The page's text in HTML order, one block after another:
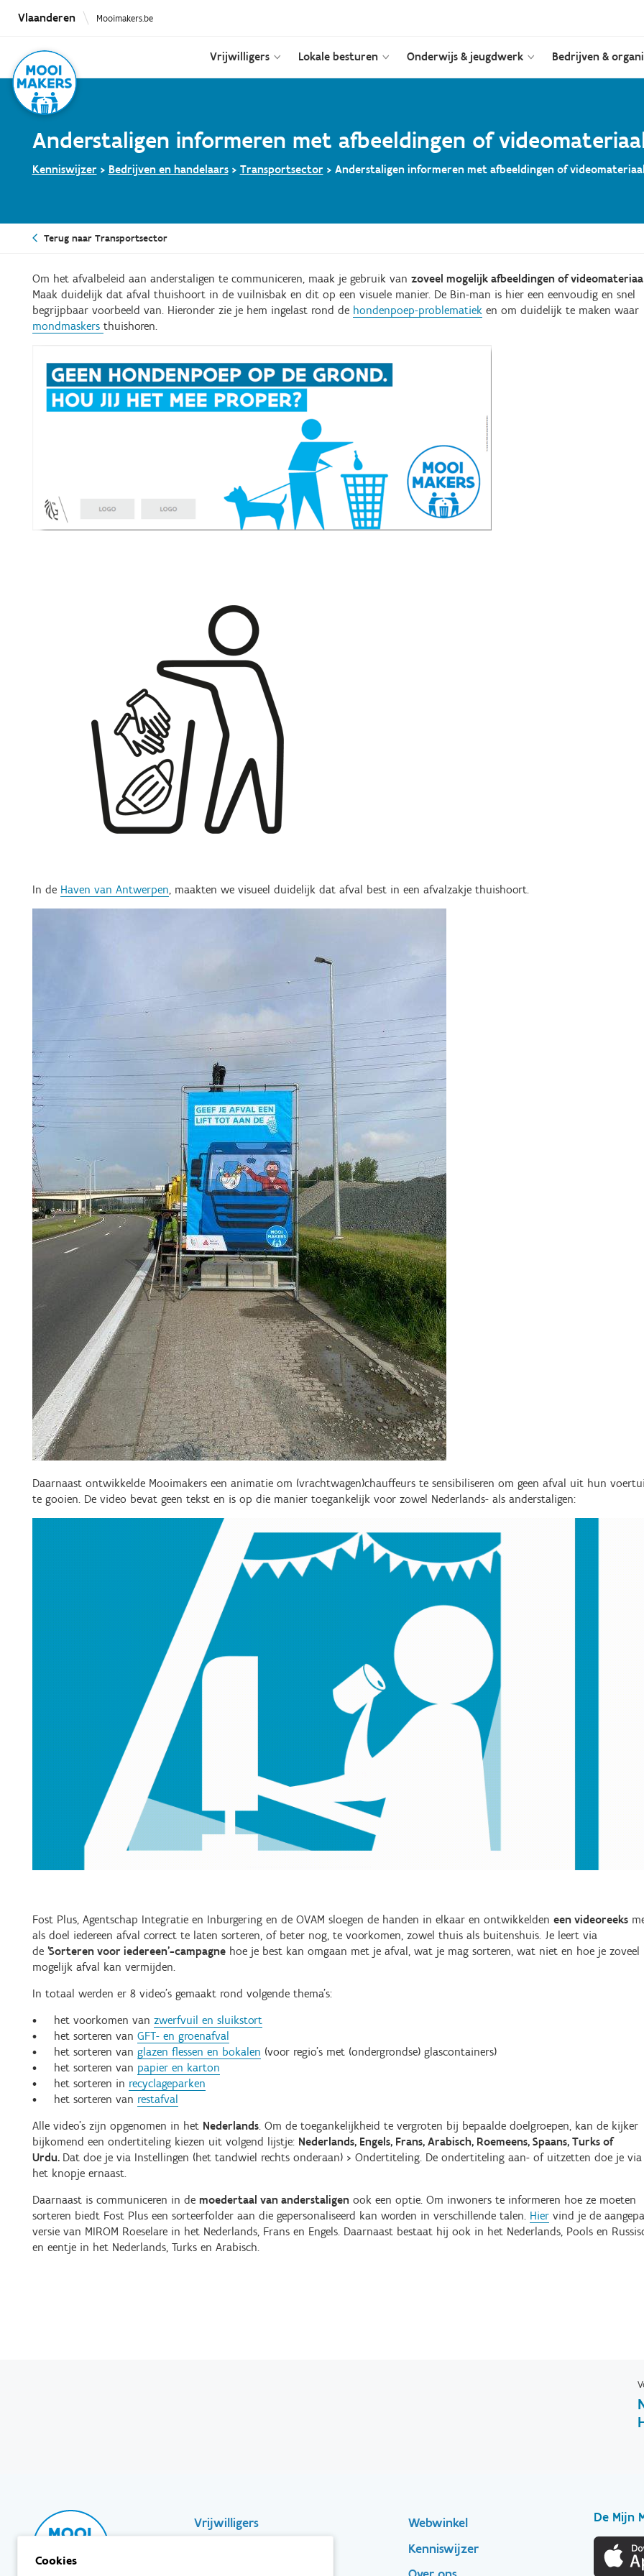
inhoud
gaan
Vlaanderen Mooimakers.be
Vrijwilligers Lokale besturen Onderwijs & jeugdwerk Bedrijven &
Anderstaligen informeren met afbeeldingen of
Kenniswijzer> Bedrijven en handelaars> Transportsector> Anderstaligen informeren met afbeeldingen of
Terug naar Transportsector
Om het afvalbeleid aan anderstaligen te communiceren, maak je gebruik van zoveel mogelijk afbeeldingen of
Maak duidelijk dat afval thuishoort in de vuilnisbak en dit op een visuele manier. De Bin-man is hier een eenvoudig en snel
begrijpbaar voorbeeld van. Hieronder zie je hem ingelast rond de hondenpoep-problematieken om duidelijk te maken waar
mondmaskers thuishoren.
In de Haven van Antwerpen, maakten we visueel duidelijk dat afval best in een afvalzakje thuishoort.
Daarnaast ontwikkelde Mooimakers een animatie om (vrachtwagen)chauffeurs te sensibiliseren om geen afval uit hun
te gooien. De video bevat geen tekst en is op die manier toegankelijk voor zowel Nederlands- als anderstaligen:
Fost Plus, Agentschap Integratie en Inburgering en de OVAM sloegen de handen in elkaar en ontwikkelden een videoreeks
als doel iedereen afval correct te laten sorteren, of beter nog, te voorkomen, zowel thuis als buitenshuis. Je leert via
de 'Sorteren voor iedereen'-campagnehoe je best kan omgaan met je afval, wat je mag sorteren, wat niet en hoe je zoveel
mogelijk afval kan vermijden.
In totaal werden er 8 video’s gemaakt rond volgende thema’s:
het voorkomen van zwerfvuil en sluikstort
het sorteren van GFT- en groenafval
het sorteren van glazen flessen en bokalen (voor regio's met (ondergrondse) glascontainers)
het sorteren van papier en karton
het sorteren in recyclageparken
het sorteren van restafval
Alle video’s zijn opgenomen in het Nederlands. Om de toegankelijkheid te vergroten bij bepaalde doelgroepen, kan de kijker
bijkomend een ondertiteling kiezen uit volgend lijstje: Nederlands, Engels, Frans, Arabisch, Roemeens, Spaans, Turks of
Urdu. Dat doe je via Instellingen (het tandwiel rechts onderaan) > Ondertiteling. De ondertiteling aan- of uitzetten doe je via
het knopje ernaast.
Daarnaast is communiceren in de moedertaal van anderstaligenook een optie. Om inwoners te informeren hoe ze moeten
sorteren biedt Fost Plus een sorteerfolder aan die gepersonaliseerd kan worden in verschillende talen. Hiervind je de
versie van MIROM Roeselare in het Nederlands, Frans en Engels. Daarnaast bestaat hij ook in het Nederlands, Pools en
en eentje in het Nederlands, Turks en Arabisch.
Footer-
Vrijwilligers
Footer
Webwinkel
Kenniswijzer
De Mijn
Cookies